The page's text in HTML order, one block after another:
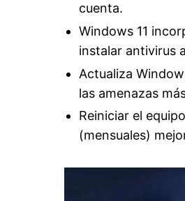
cuenta.
Windows 11
instalar antivirus
Actualiza
las amenazas
Reiniciar el
(mensuales)